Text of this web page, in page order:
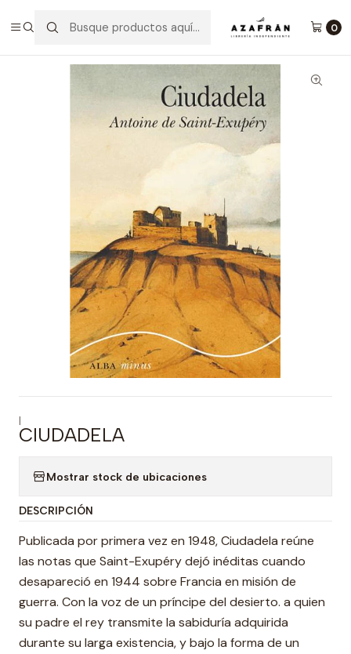
0
Ciudadela
|
CIUDADELA
Mostrar stock de ubicaciones
DESCRIPCIÓN
Publicada por primera vez en 1948, Ciudadela reúne
las notas que Saint-Exupéry dejó inéditas cuando
desapareció en 1944 sobre Francia en misión de
guerra. Con la voz de un príncipe del desierto. a quien
su padre el rey transmite la sabiduría adquirida
durante su larga existencia, y bajo la forma de un